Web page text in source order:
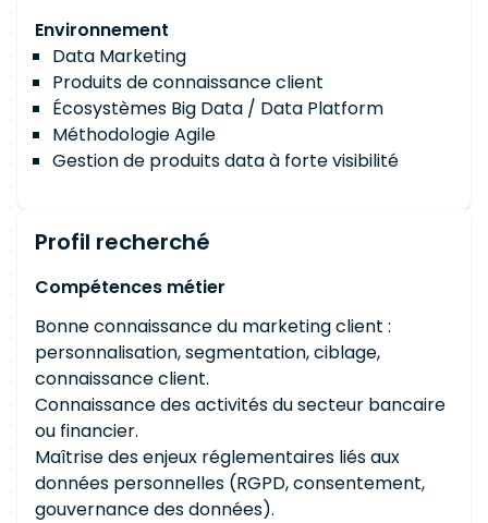
Environnement
Data Marketing
Produits de connaissance client
Écosystèmes Big Data / Data Platform
Méthodologie Agile
Gestion de produits data à forte visibilité
Profil recherché
Compétences métier
Bonne connaissance du marketing client :
personnalisation, segmentation, ciblage,
connaissance client.
Connaissance des activités du secteur bancaire
ou financier.
Maîtrise des enjeux réglementaires liés aux
données personnelles (RGPD, consentement,
gouvernance des données).